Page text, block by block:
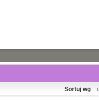
Sortuj wg